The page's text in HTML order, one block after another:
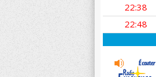
22:38
22:48